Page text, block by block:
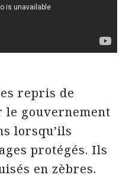
repris de
le gouvernement
lorsqu’ils
protégés. Ils
en zèbres.